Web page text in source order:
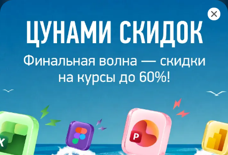
Тренды в дизайне уходящего 2024
13 декабря 2024 11 минут
ТРЕНДЫ В ДИЗАЙНЕ УХОДЯЩЕГО 2024